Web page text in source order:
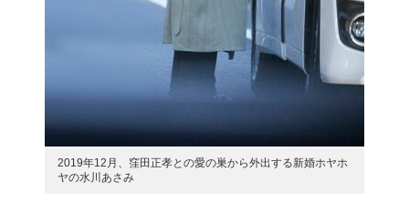
2019年12月、窪田正孝との愛の巣から外出する新婚ホヤホ
ヤの水川あさみ